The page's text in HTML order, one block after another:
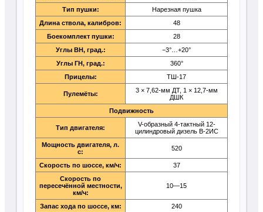
Тип пушки:
Нарезная пушка
Длина ствола, калибров:
48
Боекомплект пушки:
28
Углы ВН, град.:
−3°…+20°
Углы ГН, град.:
360°
Прицелы:
ТШ-17
Пулемёты:
3 × 7,62-мм ДТ, 1 × 12,7-мм
ДШК
Подвижность
Тип двигателя:
V-образный 4-тактный 12-
цилиндровый дизель В-2ИС
Мощность двигателя, л.
с:
520
Скорость по шоссе, км/ч:
37
Скорость по
пересечённой местности,
км/ч:
10—15
Запас хода по шоссе, км:
240